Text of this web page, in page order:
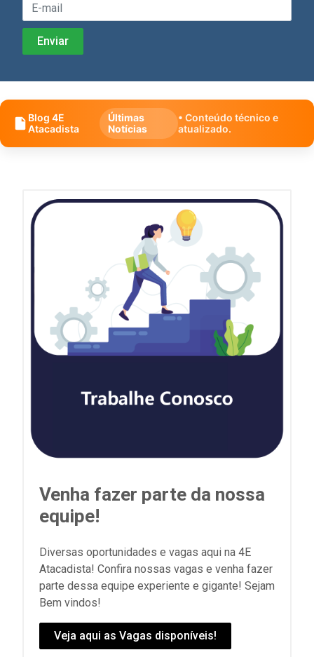
Blog 4E
Atacadista
Últimas
Notícias
• Conteúdo técnico e
atualizado.
Venha fazer parte da nossa
equipe!
Diversas oportunidades e vagas aqui na 4E
Atacadista! Confira nossas vagas e venha fazer
parte dessa equipe experiente e gigante! Sejam
Bem vindos!
Veja aqui as Vagas disponíveis!